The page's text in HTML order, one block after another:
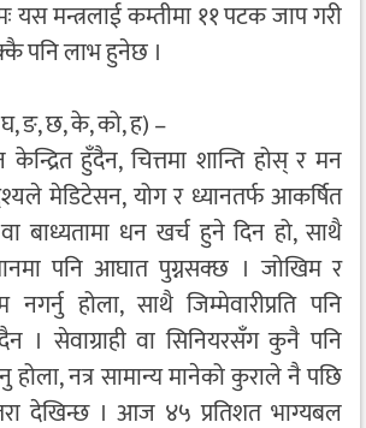
यस मन्त्रलाई कम्तीमा ११ पटक जाप गरी
पनि लाभ हुनेछ ।
ङ, छ, के, को, ह) –
हुँदैन, चित्तमा शान्ति होस् र मन
मेडिटेसन, योग र ध्यानतर्फ आकर्षित
बाध्यतामा धन खर्च हुने दिन हो, साथै
पनि आघात पुग्नसक्छ । जोखिम र
होला, साथै जिम्मेवारीप्रति पनि
। सेवाग्राही वा सिनियरसँग कुनै पनि
नत्र सामान्य मानेको कुराले नै पछि
देखिन्छ । आज ४५ प्रतिशत भाग्यबल